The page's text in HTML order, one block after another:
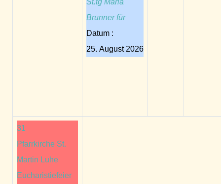
Brunner für
Datum :
25. August 2026
31
Pfarrkirche St.
Martin Luhe
Eucharistiefeier